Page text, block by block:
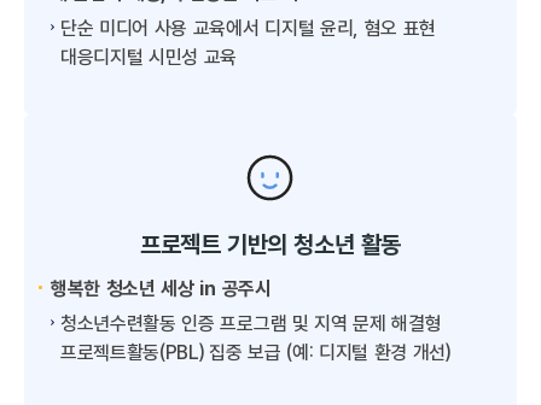
단순 미디어 사용 교육에서 디지털 윤리, 혐오 표현
대응디지털 시민성 교육
프로젝트 기반의 청소년 활동
행복한 청소년 세상 in 공주시
청소년수련활동 인증 프로그램 및 지역 문제 해결형
프로젝트활동(PBL) 집중 보급 (예: 디지털 환경 개선)